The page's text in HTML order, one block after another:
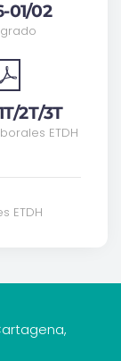
01/02
2T/3T
ETDH
ETDH